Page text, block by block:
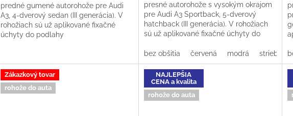
predné gumené autorohože pre Audi
A3, 4-dverový sedan (III generácia). V
rohožiach sú už aplikované fixačné
úchyty do podlahy
presné autorohože s vysokým okrajom
pre Audi A3 Sportback, 5-dverový
hatchback (III generácia). V rohožiach
sú už aplikované fixačné úchyty do
bez obšitia
červená modrá strieborná
Zákazkový tovar
rohože do auta
NAJLEPŠIA
CENA a kvalita
rohože do auta